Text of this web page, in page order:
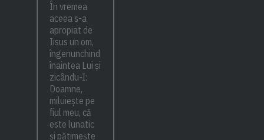
În vremea
aceea s-a
apropiat de
Iisus un om,
îngenunchind
înaintea Lui și
zicându-I:
Doamne,
miluiește pe
fiul meu, că
este lunatic
și pătimește